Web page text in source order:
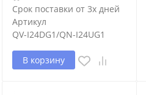
Срок поставки от 3х дней
Артикул
QV-I24DG1/QN-I24UG1
В корзину